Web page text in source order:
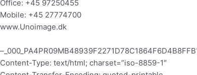
Office: +45 97250455
Mobile: +45 27774700
www.Unoimage.dk
Content-Type: text/html; charset=”iso-8859-1″